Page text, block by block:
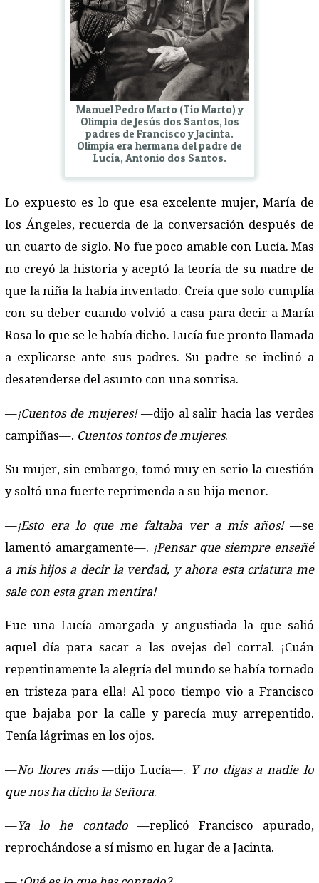
Manuel Pedro Marto (Tío Marto) y
Olimpia de Jesús dos Santos, los
padres de Francisco y Jacinta.
Olimpia era hermana del padre de
Lucía, Antonio dos Santos.
Lo expuesto es lo que esa excelente mujer, María de
los Ángeles, recuerda de la conversación después de
un cuarto de siglo. No fue poco amable con Lucía. Mas
no creyó la historia y aceptó la teoría de su madre de
que la niña la había inventado. Creía que solo cumplía
con su deber cuando volvió a casa para decir a María
Rosa lo que se le había dicho. Lucía fue pronto llamada
a explicarse ante sus padres. Su padre se inclinó a
desatenderse del asunto con una sonrisa.
—¡Cuentos de mujeres!—dijo al salir hacia las verdes
campiñas—. Cuentos tontos de mujeres.
Su mujer, sin embargo, tomó muy en serio la cuestión
y soltó una fuerte reprimenda a su hija menor.
—¡Esto era lo que me faltaba ver a mis años!—se
lamentó amargamente—. ¡Pensar que siempre enseñé
a mis hijos a decir la verdad, y ahora esta criatura me
sale con esta gran mentira!
Fue una Lucía amargada y angustiada la que salió
aquel día para sacar a las ovejas del corral. ¡Cuán
repentinamente la alegría del mundo se había tornado
en tristeza para ella! Al poco tiempo vio a Francisco
que bajaba por la calle y parecía muy arrepentido.
Tenía lágrimas en los ojos.
—No llores más—dijo Lucía—. Y no digas a nadie lo
que nos ha dicho la Señora.
—Ya lo he contado—replicó Francisco apurado,
reprochándose a sí mismo en lugar de a Jacinta.